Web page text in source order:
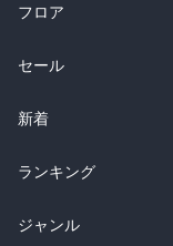
フロア
総合
ラノベ
雑誌・グラビア
BL・TL
セール
総合
ラノベ
雑誌・グラビア
新着
総合
ラノベ
ランキング
総合
ジャンル